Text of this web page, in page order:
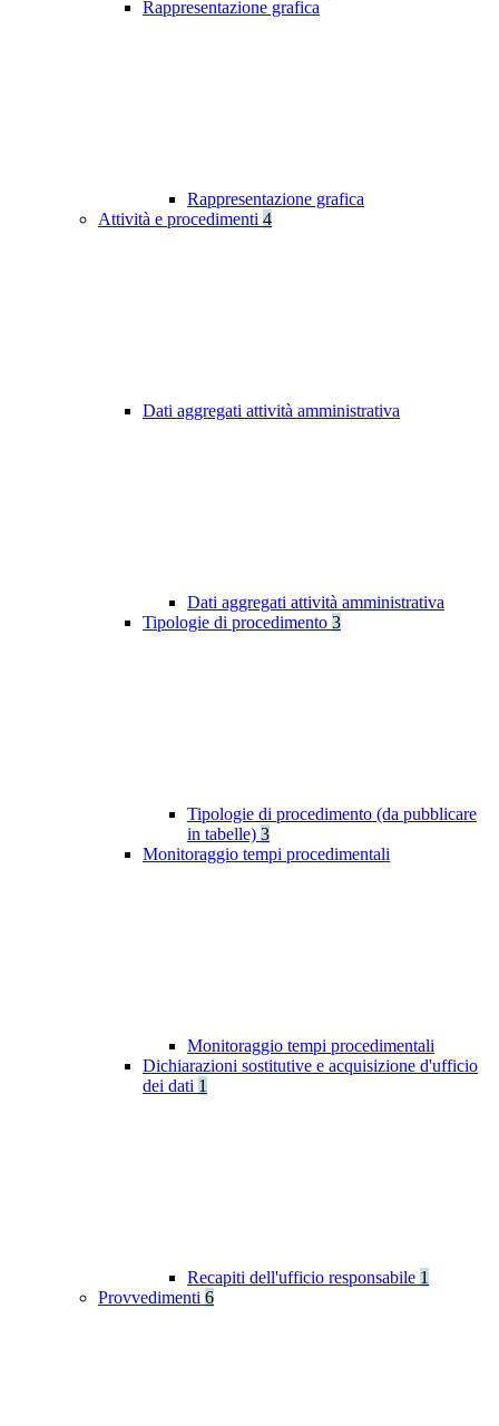
Rappresentazione grafica
Rappresentazione grafica
Attività e procedimenti 4
Dati aggregati attività amministrativa
Dati aggregati attività amministrativa
Tipologie di procedimento 3
Tipologie di procedimento (da pubblicare
in tabelle) 3
Monitoraggio tempi procedimentali
Monitoraggio tempi procedimentali
Dichiarazioni sostitutive e acquisizione d'ufficio
dei dati 1
Recapiti dell'ufficio responsabile 1
Provvedimenti 6